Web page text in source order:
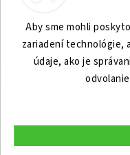
Aby sme mohli
zariadení technológie,
údaje, ako je